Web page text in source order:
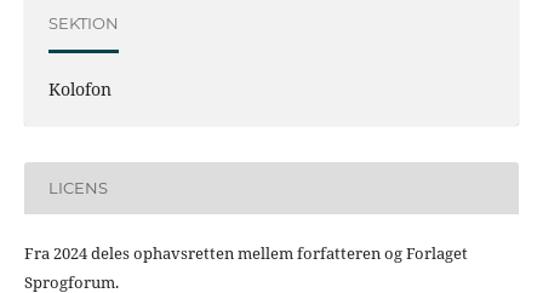
SEKTION
Kolofon
LICENS
Fra 2024 deles ophavsretten mellem forfatteren og Forlaget
Sprogforum.